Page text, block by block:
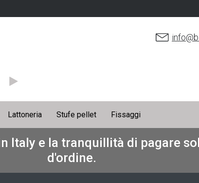
Lattoneria Stufe pellet Fissaggi
Italy e la tranquillità di pagare
d'ordine.